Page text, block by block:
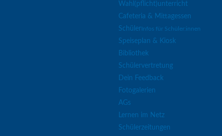
Wahl(pflicht)unterricht
Cafeteria & Mittagessen
SchülerInfos für Schüler:innen
Speiseplan & Kiosk
Bibliothek
Schülervertretung
Dein Feedback
Fotogalerien
AGs
Lernen im Netz
Schülerzeitungen